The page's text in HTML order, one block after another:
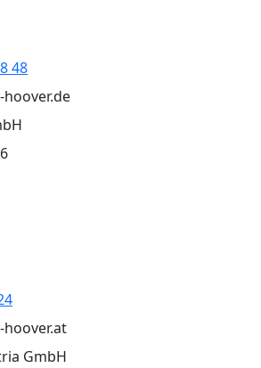
48
hoover.de
hoover.at
GmbH